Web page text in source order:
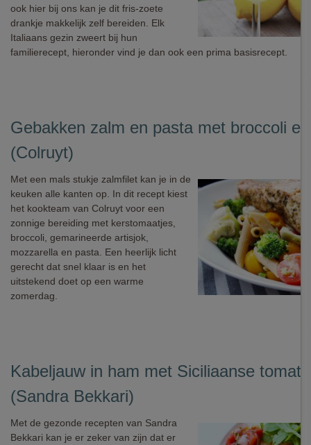
ook hier bij ons kan je dit fris-zoete
drankje makkelijk zelf bereiden. Elk
Italiaans gezin zweert bij hun
familierecept, hieronder vind je dan ook een prima basisrecept.
Gebakken zalm en pasta met broccoli
(Colruyt)
Met een mals stukje zalmfilet kan je in de
keuken alle kanten op. In dit recept kiest
het kookteam van Colruyt voor een
zonnige bereiding met kerstomaatjes,
broccoli, gemarineerde artisjok,
mozzarella en pasta. Een heerlijk licht
gerecht dat snel klaar is en het
uitstekend doet op een warme
zomerdag.
Kabeljauw in ham met Siciliaanse
(Sandra Bekkari)
Met de gezonde recepten van Sandra
Bekkari kan je er zeker van zijn dat er